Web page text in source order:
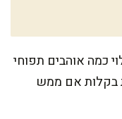
4-5 אנשים, תלוי כמה אוהבים תפוחי
בקלות אם ממש